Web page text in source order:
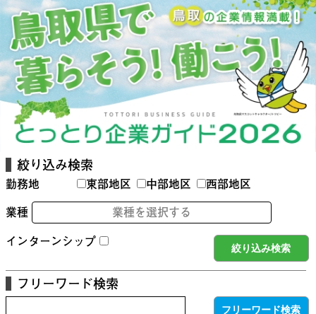
絞り込み検索
勤務地 東部地区 中部地区
西部地区
業種
業種を選択する
インターンシップ
フリーワード検索